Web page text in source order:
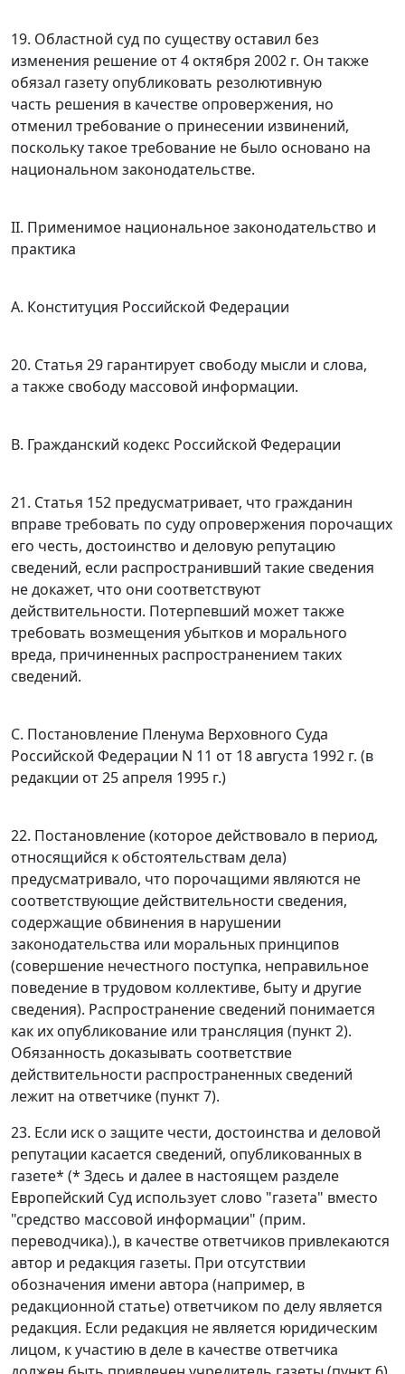
19. Областной суд по существу оставил без
изменения решение от 4 октября 2002 г. Он также
обязал газету опубликовать резолютивную
часть решения в качестве опровержения, но
отменил требование о принесении извинений,
поскольку такое требование не было основано на
национальном законодательстве.
II. Применимое национальное законодательство и
практика
A. Конституция Российской Федерации
20. Статья 29 гарантирует свободу мысли и слова,
а также свободу массовой информации.
B. Гражданский кодекс Российской Федерации
21. Статья 152 предусматривает, что гражданин
вправе требовать по суду опровержения порочащих
его честь, достоинство и деловую репутацию
сведений, если распространивший такие сведения
не докажет, что они соответствуют
действительности. Потерпевший может также
требовать возмещения убытков и морального
вреда, причиненных распространением таких
сведений.
C. Постановление Пленума Верховного Суда
Российской Федерации N 11 от 18 августа 1992 г. (в
редакции от 25 апреля 1995 г.)
22. Постановление (которое действовало в период,
относящийся к обстоятельствам дела)
предусматривало, что порочащими являются не
соответствующие действительности сведения,
содержащие обвинения в нарушении
законодательства или моральных принципов
(совершение нечестного поступка, неправильное
поведение в трудовом коллективе, быту и другие
сведения). Распространение сведений понимается
как их опубликование или трансляция (пункт 2).
Обязанность доказывать соответствие
действительности распространенных сведений
лежит на ответчике (пункт 7).
23. Если иск о защите чести, достоинства и деловой
репутации касается сведений, опубликованных в
газете* (* Здесь и далее в настоящем разделе
Европейский Суд использует слово "газета" вместо
"средство массовой информации" (прим.
переводчика).), в качестве ответчиков привлекаются
автор и редакция газеты. При отсутствии
обозначения имени автора (например, в
редакционной статье) ответчиком по делу является
редакция. Если редакция не является юридическим
лицом, к участию в деле в качестве ответчика